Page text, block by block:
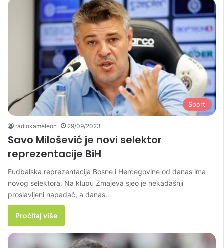
Sport
radiokameleon 29/09/2023
Savo Milošević je novi selektor
reprezentacije BiH
Fudbalska reprezentacija Bosne i Hercegovine od danas ima
novog selektora. Na klupu Zmajeva sjeo je nekadašnji
proslavljeni napadač, a danas…
Pročitaj više